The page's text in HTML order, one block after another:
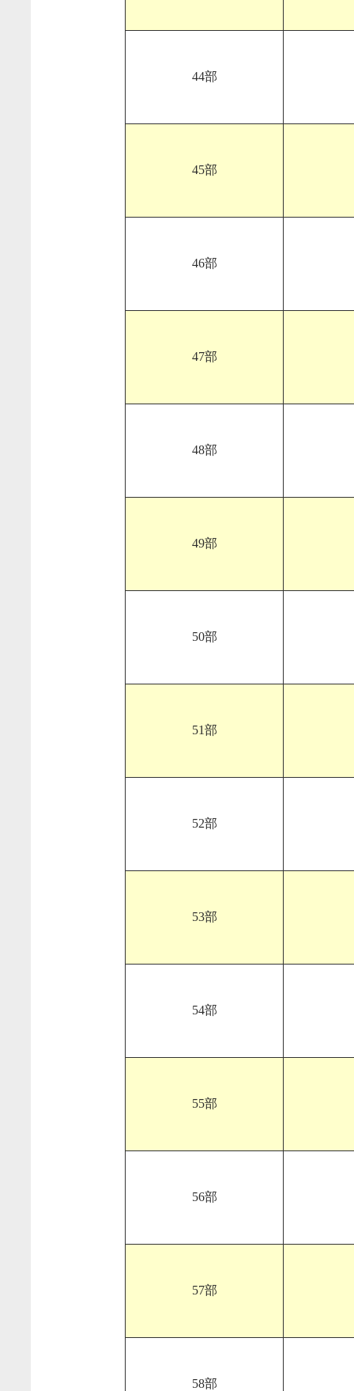
44部
45部
46部
47部
48部
49部
50部
51部
52部
53部
54部
55部
56部
57部
58部